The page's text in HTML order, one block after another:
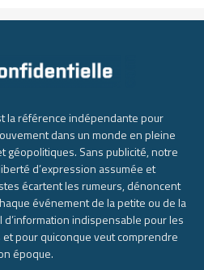
la référence indépendante pour
dans un monde en pleine
géopolitiques. Sans publicité, notre
d’expression assumée et
écartent les rumeurs, dénoncent
événement de la petite ou de la
d’information indispensable pour les
pour quiconque veut comprendre
époque.